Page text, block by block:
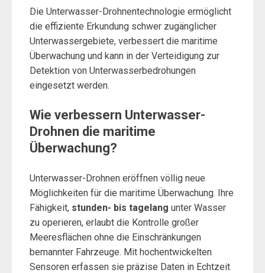
Die Unterwasser-Drohnentechnologie ermöglicht
die effiziente Erkundung schwer zugänglicher
Unterwassergebiete, verbessert die maritime
Überwachung und kann in der Verteidigung zur
Detektion von Unterwasserbedrohungen
eingesetzt werden.
Wie verbessern Unterwasser-
Drohnen die maritime
Überwachung?
Unterwasser-Drohnen eröffnen völlig neue
Möglichkeiten für die maritime Überwachung. Ihre
Fähigkeit, stunden- bis tagelang unter Wasser
zu operieren, erlaubt die Kontrolle großer
Meeresflächen ohne die Einschränkungen
bemannter Fahrzeuge. Mit hochentwickelten
Sensoren erfassen sie präzise Daten in Echtzeit